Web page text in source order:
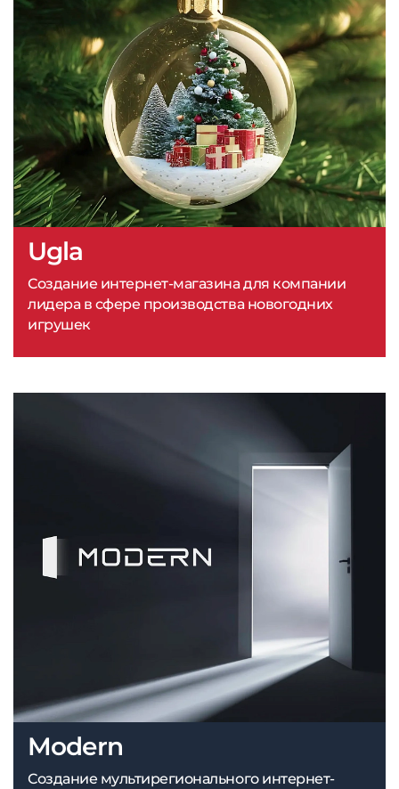
Ugla
Создание интернет-магазина для компании
лидера в сфере производства новогодних
игрушек
Modern
Создание мультирегионального интернет-